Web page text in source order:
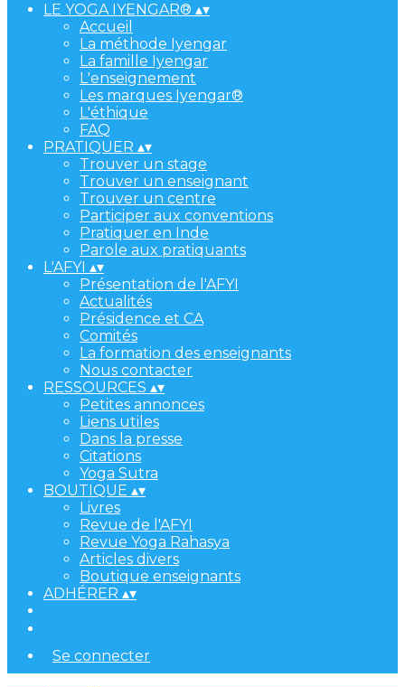
LE YOGA IYENGAR® ▴▾
Accueil
La méthode Iyengar
La famille Iyengar
L'enseignement
Les marques Iyengar®
L'éthique
FAQ
PRATIQUER ▴▾
Trouver un stage
Trouver un enseignant
Trouver un centre
Participer aux conventions
Pratiquer en Inde
Parole aux pratiquants
L'AFYI ▴▾
Présentation de l'AFYI
Actualités
Présidence et CA
Comités
La formation des enseignants
Nous contacter
RESSOURCES ▴▾
Petites annonces
Liens utiles
Dans la presse
Citations
Yoga Sutra
BOUTIQUE ▴▾
Livres
Revue de l'AFYI
Revue Yoga Rahasya
Articles divers
Boutique enseignants
ADHÉRER ▴▾
Se connecter